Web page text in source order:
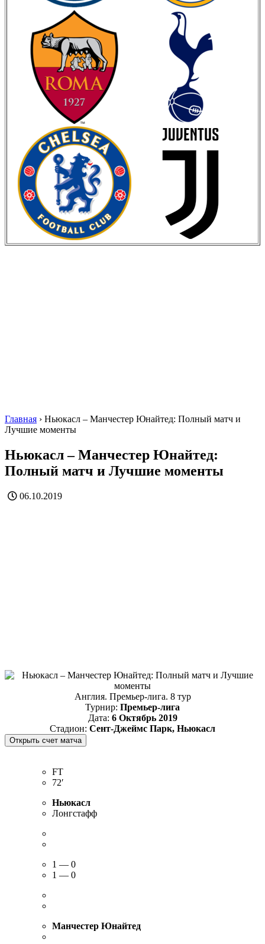
Главная › Ньюкасл – Манчестер Юнайтед: Полный матч и
Лучшие моменты
Ньюкасл – Манчестер Юнайтед:
Полный матч и Лучшие моменты
06.10.2019
Англия. Премьер-лига. 8 тур
Турнир: Премьер-лига
Дата: 6 Октябрь 2019
Стадион: Сент-Джеймс Парк, Ньюкасл
FT
72′
Ньюкасл
Лонгстафф
1 — 0
1 — 0
Манчестер Юнайтед